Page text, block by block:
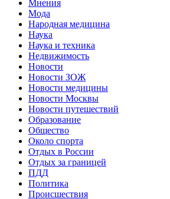
Мнения
Мода
Народная медицина
Наука
Наука и техника
Недвижимость
Новости
Новости ЗОЖ
Новости медицины
Новости Москвы
Новости путешествий
Образование
Общество
Около спорта
Отдых в России
Отдых за границей
ПДД
Политика
Происшествия